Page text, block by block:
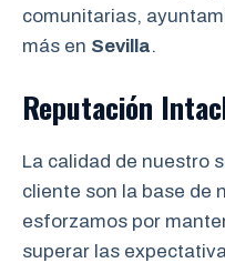
comunitarias,
más en Sevilla.
Reputación
La calidad de nuestro
cliente son la base de
esforzamos por
superar las